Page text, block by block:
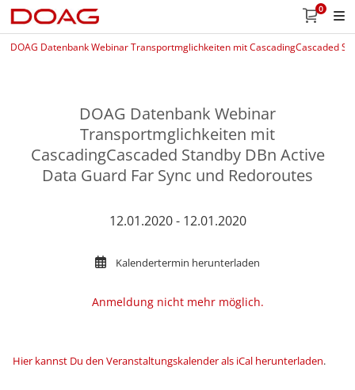
0
DOAG Datenbank Webinar Transportmglichkeiten mit CascadingCascaded
DOAG Datenbank Webinar
Transportmglichkeiten mit
CascadingCascaded Standby DBn Active
Data Guard Far Sync und Redoroutes
12.01.2020 - 12.01.2020
Kalendertermin herunterladen
Anmeldung nicht mehr möglich.
Hier kannst Du den Veranstaltungskalender als iCal herunterladen.